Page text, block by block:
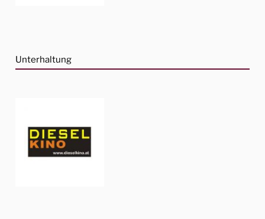
Unterhaltung